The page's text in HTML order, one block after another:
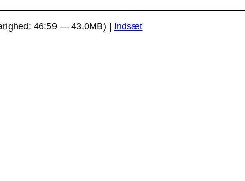
46:59 — 43.0MB) | Indsæt